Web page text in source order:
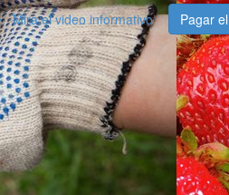
Mira el video informativo Pagar